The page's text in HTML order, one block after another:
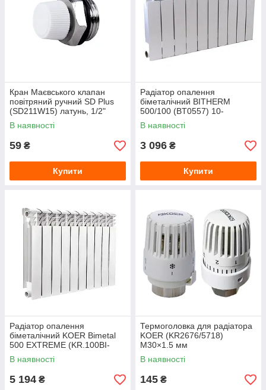
Кран Маєвського клапан
повітряний ручний SD Plus
(SD211W15) латунь, 1/2"
В наявності
59 ₴
Купити
Радіатор опалення
біметалічний BITHERM
500/100 (BT0557) 10-
секційний
В наявності
3 096 ₴
Купити
Радіатор опалення
біметалічний KOER Bimetal
500 EXTREME (KR.100BI-
500) 10-секційний
В наявності
5 194 ₴
Термоголовка для радіатора
KOER (KR2676/5718)
M30×1.5 мм
В наявності
145 ₴